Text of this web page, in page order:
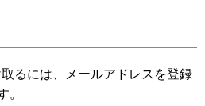
るには、メールアドレスを登録
。